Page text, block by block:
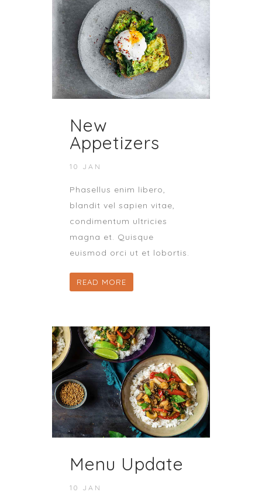
New
Appetizers
10 JAN
Phasellus enim libero,
blandit vel sapien vitae,
condimentum ultricies
magna et. Quisque
euismod orci ut et lobortis.
READ MORE
Menu Update
10 JAN